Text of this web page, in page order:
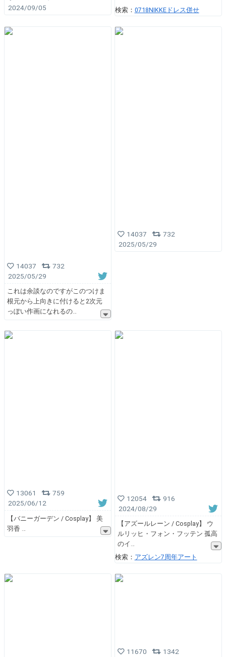
2024/09/05
検索： 0718NIKKEドレス併せ
14037
732
2025/05/29
これは余談なのですがこのつけま
根元から上向きに付けると2次元
っぽい作画になれるの
14037
732
2025/05/29
13061
759
2025/06/12
【バニーガーデン / Cosplay】 美
羽香
12054
916
2024/08/29
【アズールレーン / Cosplay】 ウ
ルリッヒ・フォン・フッテン 孤高
のイ
検索： アズレン7周年アート
11670
1342